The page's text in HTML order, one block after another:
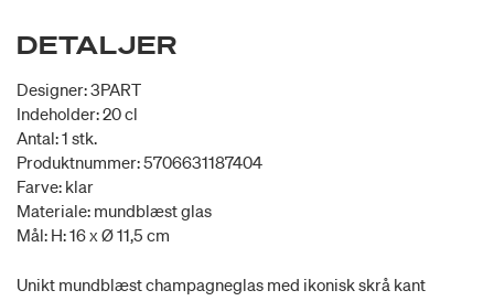
DETALJER
Designer: 3PART
Indeholder: 20 cl
Antal: 1 stk.
Produktnummer: 5706631187404
Farve: klar
Materiale: mundblæst glas
Mål: H: 16 x Ø 11,5 cm
Unikt mundblæst champagneglas med ikonisk skrå kant